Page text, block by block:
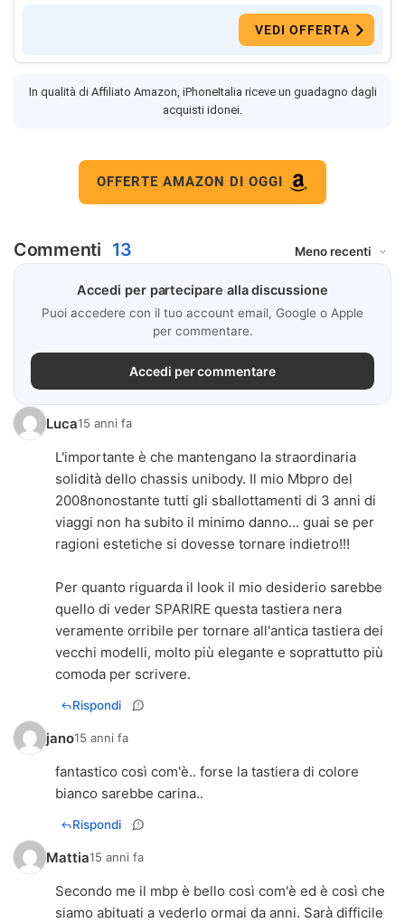
VEDI OFFERTA
In qualità di Affiliato Amazon, iPhoneItalia riceve un guadagno dagli
acquisti idonei.
OFFERTE AMAZON DI OGGI
Commenti 13
Accedi per partecipare alla discussione
Puoi accedere con il tuo account email, Google o Apple
per commentare.
Accedi per commentare
Luca15 anni fa
L'importante è che mantengano la straordinaria
solidità dello chassis unibody. Il mio Mbpro del
2008nonostante tutti gli sballottamenti di 3 anni di
viaggi non ha subito il minimo danno... guai se per
ragioni estetiche si dovesse tornare indietro!!!
Per quanto riguarda il look il mio desiderio sarebbe
quello di veder SPARIRE questa tastiera nera
veramente orribile per tornare all'antica tastiera dei
vecchi modelli, molto più elegante e soprattutto più
comoda per scrivere.
Rispondi
jano15 anni fa
fantastico così com'è.. forse la tastiera di colore
bianco sarebbe carina..
Rispondi
Mattia15 anni fa
Secondo me il mbp è bello così com'è ed è così che
siamo abituati a vederlo ormai da anni. Sarà difficile